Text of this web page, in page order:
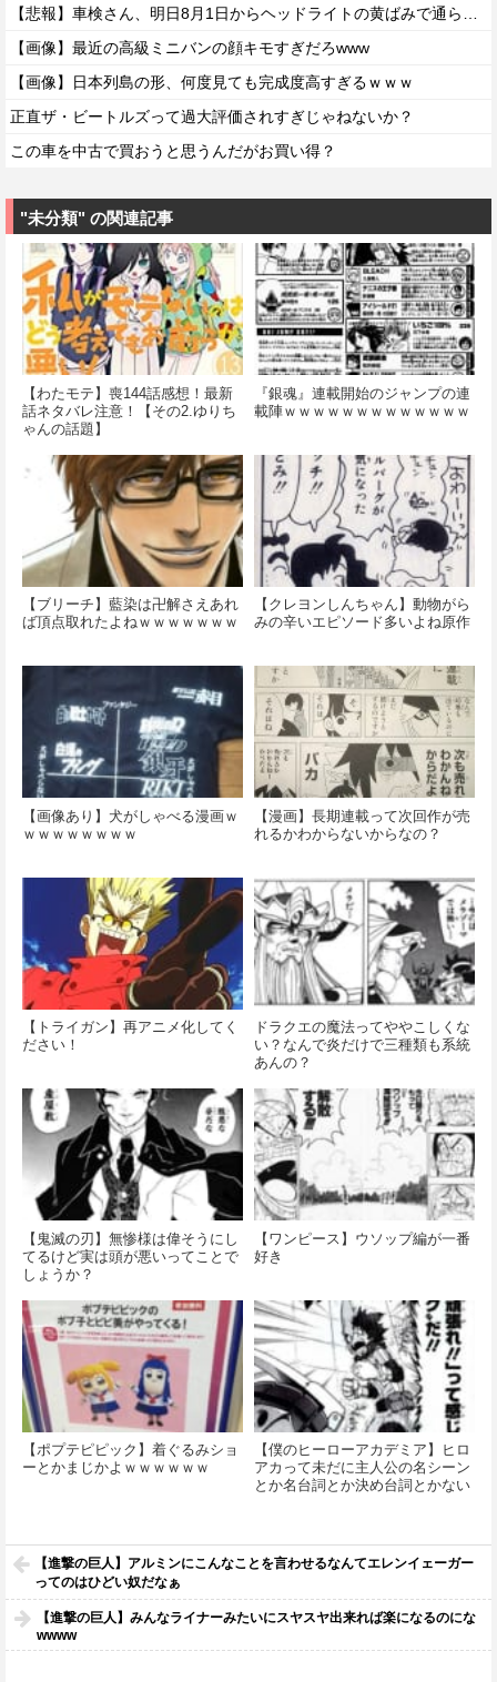
【画像】最近の高級ミニバンの顔キモすぎだろwww
【画像】日本列島の形、何度見ても完成度高すぎるｗｗｗ
正直ザ・ビートルズって過大評価されすぎじゃねないか？
この車を中古で買おうと思うんだがお買い得？
"未分類" の関連記事
【わたモテ】喪144話感想！最新
話ネタバレ注意！【その2.ゆりち
ゃんの話題】
『銀魂』連載開始のジャンプの連
載陣ｗｗｗｗｗｗｗｗｗｗｗｗｗ
【ブリーチ】藍染は卍解さえあれ
ば頂点取れたよねｗｗｗｗｗｗｗ
【クレヨンしんちゃん】動物がら
みの辛いエピソード多いよね原作
【画像あり】犬がしゃべる漫画ｗ
ｗｗｗｗｗｗｗｗ
【漫画】長期連載って次回作が売
れるかわからないからなの？
【トライガン】再アニメ化してく
ださい！
ドラクエの魔法ってややこしくな
い？なんで炎だけで三種類も系統
あんの？
【鬼滅の刃】無惨様は偉そうにし
てるけど実は頭が悪いってことで
しょうか？
【ワンピース】ウソップ編が一番
好き
【ポプテピピック】着ぐるみショ
ーとかまじかよｗｗｗｗｗｗ
【僕のヒーローアカデミア】ヒロ
アカって未だに主人公の名シーン
とか名台詞とか決め台詞とかない
【進撃の巨人】アルミンにこんなことを言わせるなんてエレンイェーガー
ってのはひどい奴だなぁ
【進撃の巨人】みんなライナーみたいにスヤスヤ出来れば楽になるのにな
wwww